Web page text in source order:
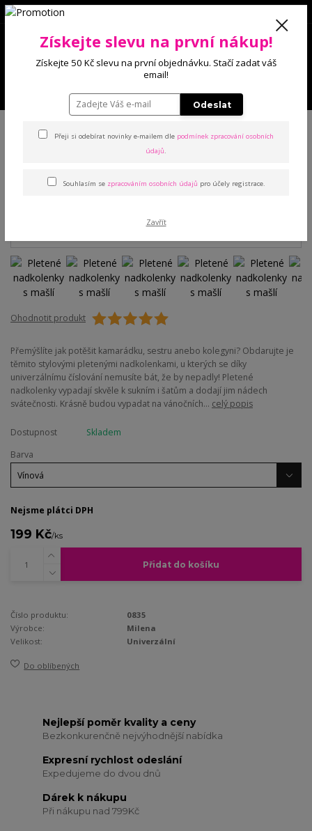
0 Kč
Ohodnotit produkt
Přemýšlíte jak potěšit kamarádku, sestru anebo kolegyni? Obdarujte je
těmito stylovými pletenými nadkolenkami, u kterých se díky
univerzálnímu číslování nemusíte bát, že by nepadly! Pletené
nadkolenky vypadají skvěle k sukním i šatům a dodají jim nádech
svátečnosti. Krásně budou vypadat na vánočních... celý popis
Dostupnost
Skladem
Barva
Nejsme plátci DPH
199 Kč/ks
Přidat do košíku
Číslo produktu:
0835
Výrobce:
Milena
Velikost:
Univerzální
Do oblíbených
Nejlepší poměr kvality a ceny
Bezkonkurenčně nejvýhodnější nabídka
Expresní rychlost odeslání
Expedujeme do dvou dnů
Dárek k nákupu
Při nákupu nad 799Kč
Získejte slevu na první nákup!
Získejte 50 Kč slevu na první objednávku. Stačí zadat váš
email!
Odeslat
Přeji si odebírat novinky e-mailem dle podmínek zpracování osobních
údajů.
Souhlasím se zpracováním osobních údajů pro účely registrace.
Zavřít